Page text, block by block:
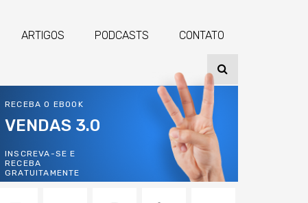
ARTIGOS PODCASTS CONTATO
RECEBA O EBOOK
VENDAS 3.0
INSCREVA-SE E
RECEBA
GRATUITAMENTE